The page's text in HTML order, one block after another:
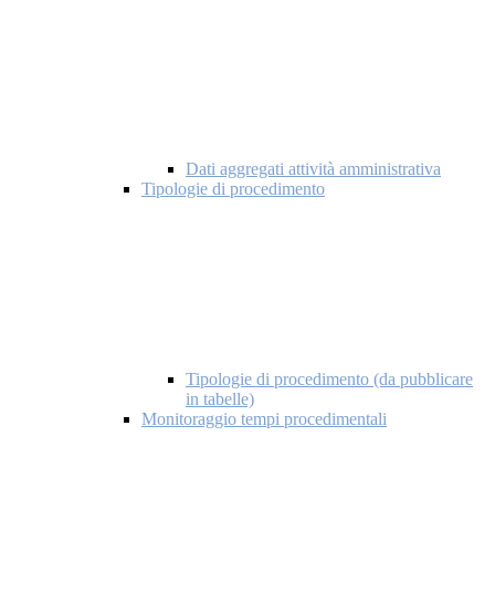
Dati aggregati attività amministrativa
Tipologie di procedimento
Tipologie di procedimento (da pubblicare
in tabelle)
Monitoraggio tempi procedimentali